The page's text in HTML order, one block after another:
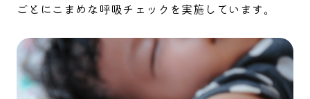
ごとにこまめな呼吸チェックを実施しています。